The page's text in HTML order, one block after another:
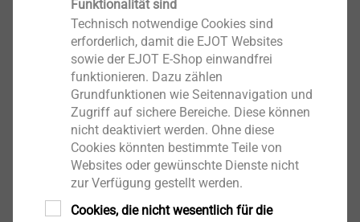
Zusätzlich zur neuen JC6 Betonschraube aus
Edelstahl sind weiterhin auch verschiedene Varianten
unserer bewährten Betonschrauben JC2 und JC2 Plus
Funktionalität sind
Technisch notwendige Cookies sind
erforderlich, damit die EJOT Websites
sowie der EJOT E-Shop einwandfrei
funktionieren. Dazu zählen
Grundfunktionen wie Seitennavigation und
Zugriff auf sichere Bereiche. Diese können
nicht deaktiviert werden. Ohne diese
Cookies könnten bestimmte Teile von
Websites oder gewünschte Dienste nicht
zur Verfügung gestellt werden.
Cookies, die nicht wesentlich für die